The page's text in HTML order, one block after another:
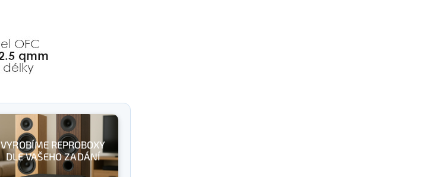
VYROBÍME REPROBOXY
DLE VAŠEHO ZADÁNÍ